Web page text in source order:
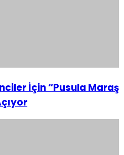
İçin “Pusula Maraş